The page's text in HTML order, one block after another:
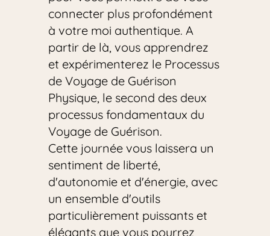
connecter plus profondément
à votre moi authentique. A
partir de là, vous apprendrez
et expérimenterez le Processus
de Voyage de Guérison
Physique, le second des deux
processus fondamentaux du
Voyage de Guérison.
Cette journée vous laissera un
sentiment de liberté,
d'autonomie et d'énergie, avec
un ensemble d'outils
particulièrement puissants et
élégants que vous pourrez